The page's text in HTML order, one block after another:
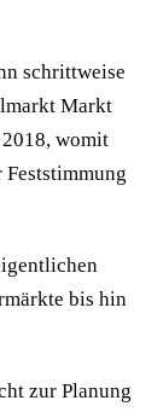
schrittweise
Markt
womit
bis hin
zur Planung